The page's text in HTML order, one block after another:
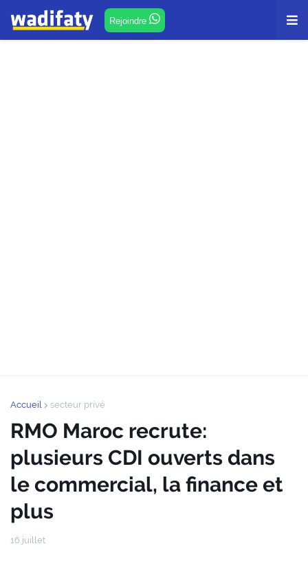
Rejoindre
Accueil secteur privé
RMO Maroc recrute:
plusieurs CDI ouverts dans
le commercial, la finance et
plus
16 juillet